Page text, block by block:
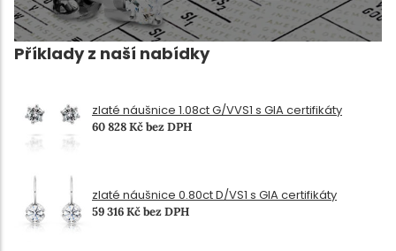
Příklady z naší nabídky
zlaté náušnice 1.08ct G/VVS1 s GIA certifikáty
60 828 Kč bez DPH
zlaté náušnice 0.80ct D/VS1 s GIA certifikáty
59 316 Kč bez DPH